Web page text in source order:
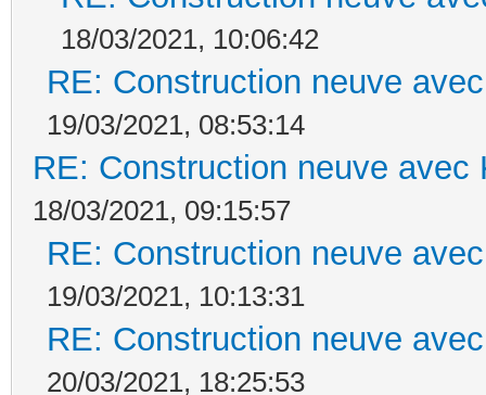
18/03/2021, 10:06:42
RE: Construction neuve
19/03/2021, 08:53:14
RE: Construction neuve avec
18/03/2021, 09:15:57
RE: Construction neuve
19/03/2021, 10:13:31
RE: Construction neuve
20/03/2021, 18:25:53